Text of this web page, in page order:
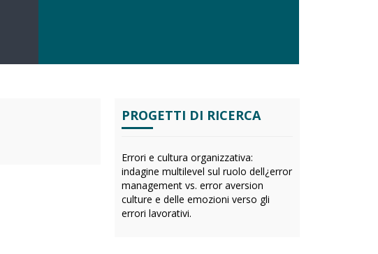
PROGETTI DI RICERCA
Errori e cultura organizzativa:
indagine multilevel sul ruolo dell¿error
management vs. error aversion
culture e delle emozioni verso gli
errori lavorativi.